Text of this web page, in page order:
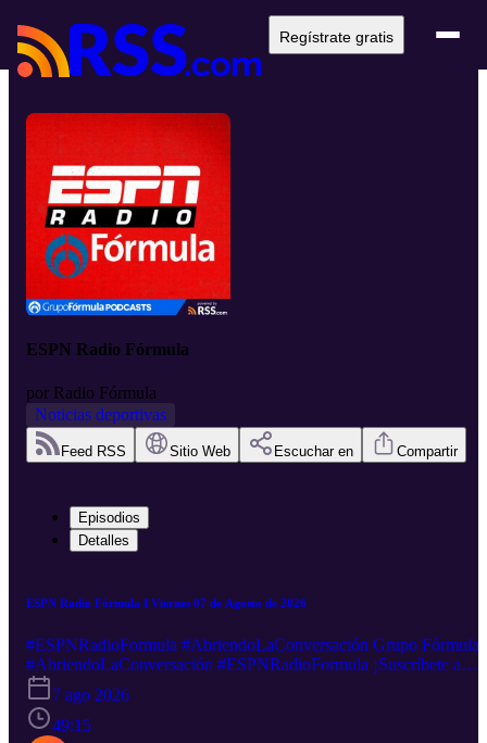
Regístrate gratis
ESPN Radio Fórmula
por Radio Fórmula
Noticias deportivas
Feed RSS Sitio Web Escuchar en Compartir
Episodios
Detalles
ESPN Radio Fórmula I Viernes 07 de Agosto de 2026
#ESPNRadioFormula #AbriendoLaConversación Grupo Fórmula
#AbriendoLaConversación #ESPNRadioFormula ¡Suscríbete a
nuestro canal de YouTube! http://goo.gl/NAKFkj Podcast:
https://goo.gl/PbwGxT Mantente informado minuto a minuto en
nuestras redes sociales: Facebook-----http://goo.gl/5UHZOQ
7 ago 2026
49:15